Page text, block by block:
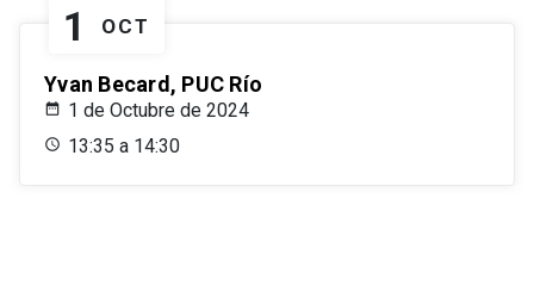
1 OCT
Yvan Becard, PUC Río
1 de Octubre de 2024
13:35 a 14:30